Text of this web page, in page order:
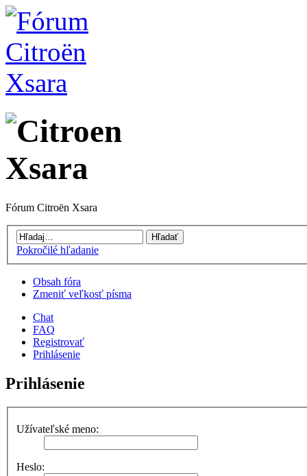
Fórum Citroën Xsara
Pokročilé hľadanie
Obsah fóra
Zmeniť veľkosť písma
Chat
FAQ
Registrovať
Prihlásenie
Prihlásenie
Užívateľské meno:
Heslo: